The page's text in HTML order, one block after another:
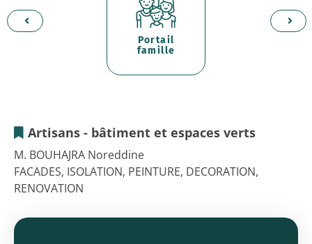
Portail
famille
Artisans - bâtiment et espaces verts
BAT'INNOVATION
M. BOUHAJRA Noreddine
FACADES, ISOLATION, PEINTURE, DECORATION,
RENOVATION